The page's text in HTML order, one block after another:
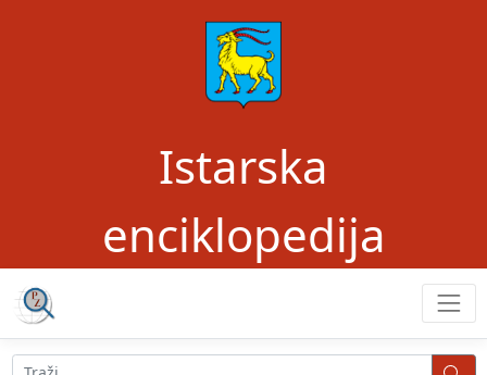
Istarska
enciklopedija